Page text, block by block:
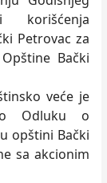
Petrovac za
Bački
veće je
Odluku o
opštini Bački
sa akcionim